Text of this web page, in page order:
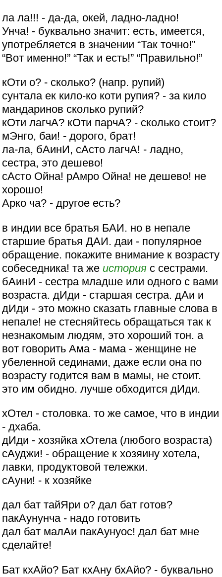
ла ла!!! - да-да, окей, ладно-ладно!
Унча! - буквально значит: есть, имеется,
употребляется в значении “Так точно!”
“Вот именно!” “Так и есть!” “Правильно!”
кОти о? - сколько? (напр. рупий)
сунтала ек кило-ко коти рупия? - за кило
мандаринов сколько рупий?
кОти лагчА? кОти парчА? - сколько стоит?
мЭнго, баи! - дорого, брат!
ла-ла, бАинИ, сАсто лагчА! - ладно,
сестра, это дешево!
сАсто Ойна! рАмро Ойна! не дешево! не
хорошо!
Арко ча? - другое есть?
в индии все братья БАИ. но в непале
старшие братья ДАИ. даи - популярное
обращение. покажите внимание к возрасту
собеседника! та же история с сестрами.
бАинИ - сестра младше или одного с вами
возраста. дИди - старшая сестра. дАи и
дИди - это можно сказать главные слова в
непале! не стесняйтесь обращаться так к
незнакомым людям, это хороший тон. а
вот говорить Ама - мама - женщине не
убеленной сединами, даже если она по
возрасту годится вам в мамы, не стоит.
это им обидно. лучше обходится дИди.
хОтел - столовка. то же самое, что в индии
- дхаба.
дИди - хозяйка хОтела (любого возраста)
сАуджи! - обращение к хозяину хотела,
лавки, продуктовой тележки.
сАуни! - к хозяйке
дал бат тайЯри о? дал бат готов?
пакАунунча - надо готовить
дал бат малАи пакАунуос! дал бат мне
сделайте!
Бат кхАйо? Бат кхАну бхАйо? - буквально